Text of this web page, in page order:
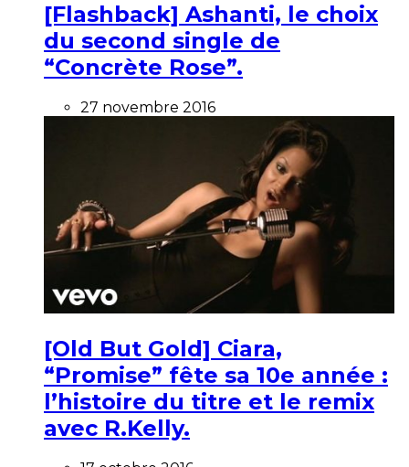
[Flashback] Ashanti, le choix
du second single de
“Concrète Rose”.
27 novembre 2016
[Old But Gold] Ciara,
“Promise” fête sa 10e année :
l’histoire du titre et le remix
avec R.Kelly.